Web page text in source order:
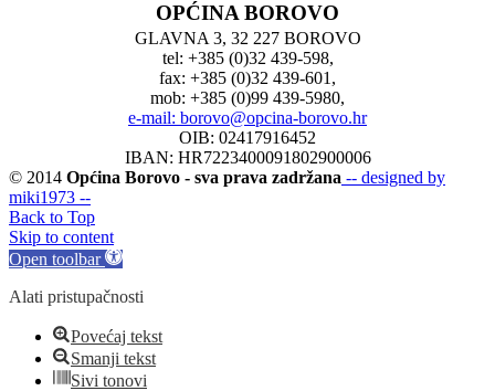
OPĆINA BOROVO
GLAVNA 3, 32 227 BOROVO
tel: +385 (0)32 439-598,
fax: +385 (0)32 439-601,
mob: +385 (0)99 439-5980,
e-mail: borovo@opcina-borovo.hr
OIB: 02417916452
IBAN: HR7223400091802900006
© 2014 Općina Borovo - sva prava zadržana -- designed by
miki1973 --
Back to Top
Skip to content
Open toolbar
Alati pristupačnosti
Povećaj tekst
Smanji tekst
Sivi tonovi